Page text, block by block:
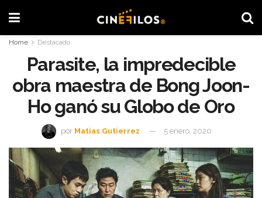
Home Destacado
Parasite, la impredecible
obra maestra de Bong Joon-
Ho ganó su Globo de Oro
por Matias Gutierrez 5 enero, 2020